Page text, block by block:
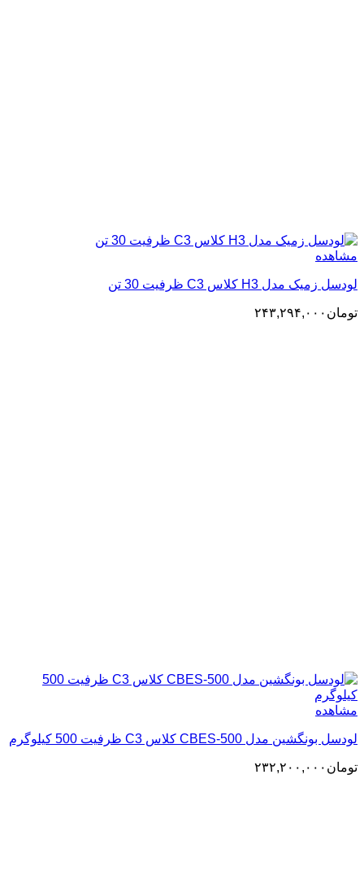
مشاهده
لودسل زمیک مدل H3 کلاس C3 ظرفیت 30 تن
تومان ۲۴۳,۲۹۴,۰۰۰
مشاهده
لودسل بونگشین مدل CBES-500 کلاس C3 ظرفیت 500 کیلوگرم
تومان ۲۳۲,۲۰۰,۰۰۰